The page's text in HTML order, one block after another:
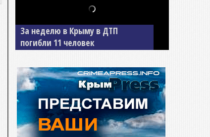
В Джанкое водитель ВАЗа сбил
двух детей на «зебре»